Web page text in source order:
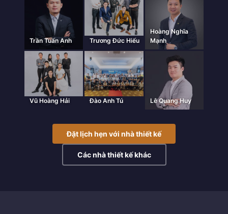
Trần Tuấn Anh Trương Đức Hiếu
Hoàng Nghĩa
Mạnh
Vũ Hoàng Hải Đào Anh Tú Lê Quang Huy
Đặt lịch hẹn với nhà thiết kế
Các nhà thiết kế khác